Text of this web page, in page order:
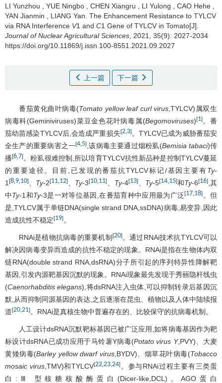
LI Yunzhou YUE Ningbo CHEN Xiangru LI Yulong CAO Hehe
YAN Jianmin
LIANG Yan The Enhancement Resistance to TYLCV
via RNA Interference V1 and C1 Gene of TYLCV in Tomato[J].
Journal of Nuclear Agricultural Sciences , 2021, 35(9): 2027-2034
https://doi.org/10.11869/j.issn.100-8551.2021.09.2027
上一篇 下一篇
番茄黄化曲叶病毒(Tomato yellow leaf curl virus ,TYLCV)属双生
病毒科(Geminiviruses)菜豆金色花叶病毒属(Begomoviruses)[1]。番
茄幼苗感染TYLCV后,会造成严重损失[2, 3]。TYLCV已成为威胁番茄安
全生产的重要病害之一[4 5] ,该病毒主要通过烟粉虱(Bemisia tabaci)传
播[6 ,7]。粉虱很难控制,所以培育TYLCV抗性新品种是控制TYLCV蔓延
的重要途径。目前,已发现的番茄抗TYLCV标记/基因主要有Ty-
1 [8 9 10] Ty-2[11 12] Ty-3[10 11] Ty-4[13]、 Ty-5[14, 15]和Ty-6[16],其
中Ty-1和Ty-3是一对等位基因,在番茄育种中应用最为广泛[17 18] 。但
是,TYLCV属于单链DNA(single strand DNA,ssDNA)病毒,易变异,因此
造成抗性不稳定[19]。
RNAi是植物抗病毒的重要机制 [20]。通过RNAi技术抗TYLCV可以
解决因病毒变异而造成的抗性不稳定的现象。RNAi是指在生物体内双
链RNA(double strand RNA,dsRNA)分子所引起的序列特异性降解靶
基因,引发内源靶基因沉默的现象。RNAi现象最先发现于秀丽隐杆线虫
(Caenorhabditis elegans),将dsRNA注入虫体,可以抑制转录后基因沉
默,从而抑制同源基因的表达,之后逐渐在昆虫、植物以及人体中陆续报
道[20 21]。RNAi是真核生物中普遍存在的、比较保守的抗病毒机制。
人工设计dsRNA沉默靶标基因已被广泛应用,如将病毒基因作为靶
标设计dsRNA已成功应用于马铃薯Y病毒(Potato virus Y,PVY)、大麦
黄矮病毒(Barley yellow dwarf virus,BYDV)、烟草花叶病毒(Tobacco
mosaic virus,TMV)和TYLCV[22 23 24] 。参与RNAi过程主要有三类蛋
白:Ⅲ 型核糖核酸酶蛋白(Dicer-like,DCL)、AGO蛋白